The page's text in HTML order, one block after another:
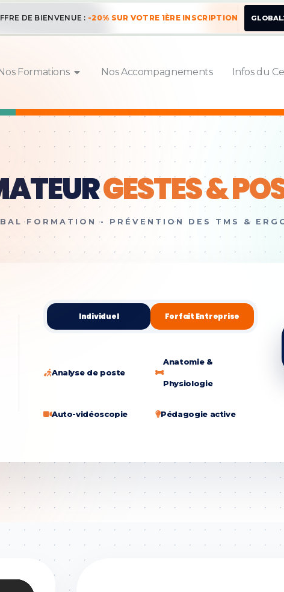
DE BIENVENUE : -20% SUR VOTRE 1ÈRE INSCRIPTION
Formations Nos Accompagnements Infos du
GESTES &
FORMATION • PRÉVENTION DES TMS &
Individuel Forfait Entreprise
Analyse de poste
Anatomie &
Physiologie
Auto-vidéoscopie Pédagogie active